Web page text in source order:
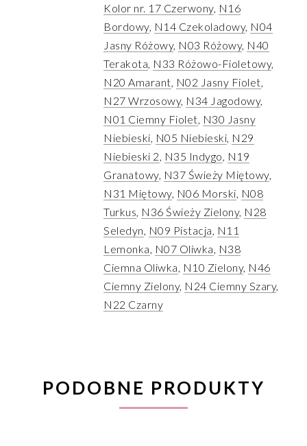
Kolor nr. 17 Czerwony, N16
Bordowy, N14 Czekoladowy, N04
Jasny Różowy, N03 Różowy, N40
Terakota, N33 Różowo-Fioletowy,
N20 Amarant, N02 Jasny Fiolet,
N27 Wrzosowy, N34 Jagodowy,
N01 Ciemny Fiolet, N30 Jasny
Niebieski, N05 Niebieski, N29
Niebieski 2, N35 Indygo, N19
Granatowy, N37 Świeży Miętowy,
N31 Miętowy, N06 Morski, N08
Turkus, N36 Świeży Zielony, N28
Seledyn, N09 Pistacja, N11
Lemonka, N07 Oliwka, N38
Ciemna Oliwka, N10 Zielony, N46
Ciemny Zielony, N24 Ciemny Szary,
N22 Czarny
PODOBNE PRODUKTY